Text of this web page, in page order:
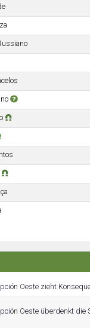
Oeste zieht
Oeste überdenkt